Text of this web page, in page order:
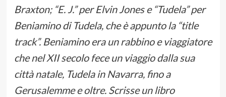
Braxton; “E. J.” per Elvin Jones e “Tudela” per
Beniamino di Tudela, che è appunto la “title
track”. Beniamino era un rabbino e viaggiatore
che nel XII secolo fece un viaggio dalla sua
città natale, Tudela in Navarra, fino a
Gerusalemme e oltre. Scrisse un libro